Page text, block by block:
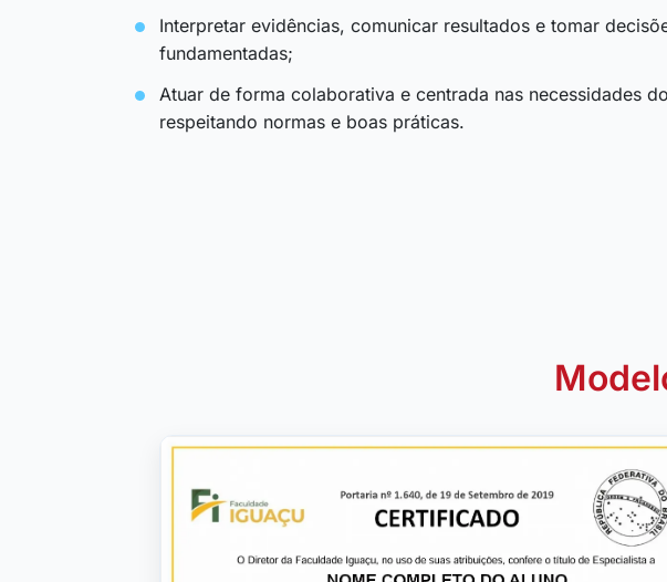
Interpretar evidências, comunicar resultados e tomar
fundamentadas;
Atuar de forma colaborativa e centrada nas necessidades
respeitando normas e boas práticas.